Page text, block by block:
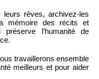
rêves, archivez-les
mémoire des récits et
l’humanité de
travaillerons ensemble
meilleurs et pour aider